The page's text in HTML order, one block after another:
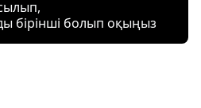
бірінші болып оқыңыз